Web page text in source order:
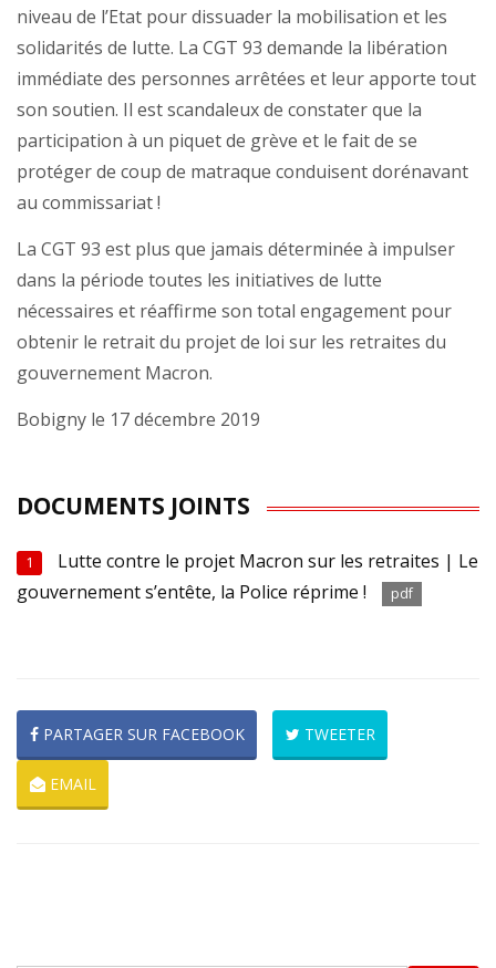
niveau de l’Etat pour dissuader la mobilisation et les
solidarités de lutte. La CGT 93 demande la libération
immédiate des personnes arrêtées et leur apporte tout
son soutien. Il est scandaleux de constater que la
participation à un piquet de grève et le fait de se
protéger de coup de matraque conduisent dorénavant
au commissariat !
La CGT 93 est plus que jamais déterminée à impulser
dans la période toutes les initiatives de lutte
nécessaires et réaffirme son total engagement pour
obtenir le retrait du projet de loi sur les retraites du
gouvernement Macron.
Bobigny le 17 décembre 2019
DOCUMENTS JOINTS
1
Lutte contre le projet Macron sur les retraites | Le
gouvernement s’entête, la Police réprime !
pdf
PARTAGER SUR FACEBOOK TWEETER
EMAIL